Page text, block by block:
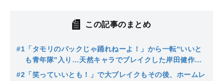
この記事のまとめ
#1 「タモリのバックじゃ踊れねーよ！」から一転“いいと
も青年隊”入り…天然キャラでブレイクした岸田健作の
ウソみたいなデビュー秘話
#2 「笑っていいとも！」で大ブレイクもその後、ホームレ